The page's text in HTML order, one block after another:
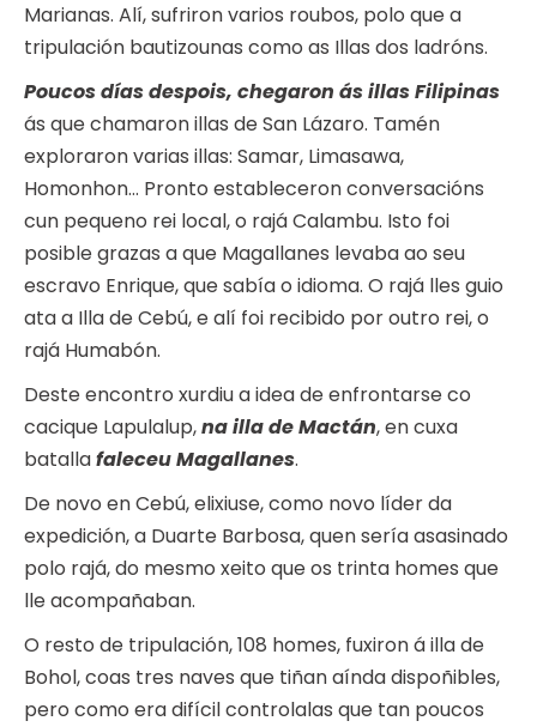
Marianas. Alí, sufriron varios roubos, polo que a
tripulación bautizounas como as Illas dos ladróns.
Poucos días despois, chegaron ás illas Filipinas
ás que chamaron illas de San Lázaro. Tamén
exploraron varias illas: Samar, Limasawa,
Homonhon… Pronto estableceron conversacións
cun pequeno rei local, o rajá Calambu. Isto foi
posible grazas a que Magallanes levaba ao seu
escravo Enrique, que sabía o idioma. O rajá lles guio
ata a Illa de Cebú, e alí foi recibido por outro rei, o
rajá Humabón.
Deste encontro xurdiu a idea de enfrontarse co
cacique Lapulalup,na illa de Mactán, en cuxa
batallafaleceu Magallanes.
De novo en Cebú, elixiuse, como novo líder da
expedición, a Duarte Barbosa, quen sería asasinado
polo rajá, do mesmo xeito que os trinta homes que
lle acompañaban.
O resto de tripulación, 108 homes, fuxiron á illa de
Bohol, coas tres naves que tiñan aínda dispoñibles,
pero como era difícil controlalas que tan poucos